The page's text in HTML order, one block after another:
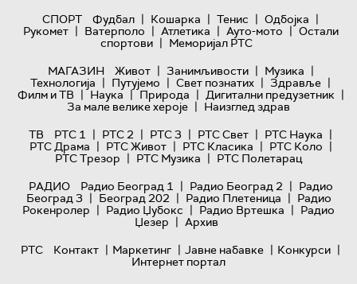
СПОРТ
Фудбал | Кошарка | Тенис | Одбојка |
Рукомет | Ватерполо | Атлетика | Ауто-мото | Остали
спортови | Меморијал РТС
МАГАЗИН
Живот | Занимљивости | Музика |
Технологијa | Путујемо | Свет познатих | Здравље |
Филм и ТВ | Наука | Природа | Дигитални предузетник |
За мале велике хероје | Наизглед здрав
ТВ
РТС 1 | РТС 2 | РТС 3 | РТС Свет | РТС Наука |
РТС Драма | РТС Живот | РТС Класика | РТС Коло |
РТС Трезор | РТС Музика | РТС Полетарац
РАДИО
Радио Београд 1 | Радио Београд 2 | Радио
Београд 3 | Београд 202 | Радио Плетеница | Радио
Рокенролер | Радио Џубокс | Радио Вртешка | Радио
Џезер | Архив
РТС
Контакт | Маркетинг | Јавне набавке | Конкурси |
Интернет портал